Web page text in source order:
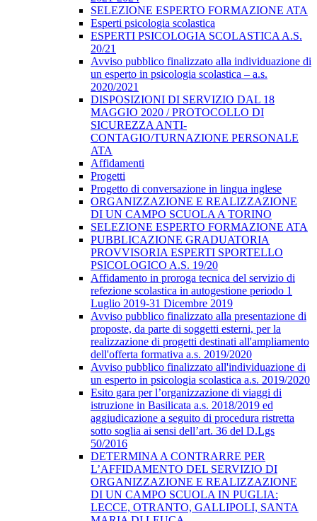
SELEZIONE ESPERTO FORMAZIONE ATA
Esperti psicologia scolastica
ESPERTI PSICOLOGIA SCOLASTICA A.S.
20/21
Avviso pubblico finalizzato alla individuazione di
un esperto in psicologia scolastica – a.s.
2020/2021
DISPOSIZIONI DI SERVIZIO DAL 18
MAGGIO 2020 / PROTOCOLLO DI
SICUREZZA ANTI-
CONTAGIO/TURNAZIONE PERSONALE
ATA
Affidamenti
Progetti
Progetto di conversazione in lingua inglese
ORGANIZZAZIONE E REALIZZAZIONE
DI UN CAMPO SCUOLA A TORINO
SELEZIONE ESPERTO FORMAZIONE ATA
PUBBLICAZIONE GRADUATORIA
PROVVISORIA ESPERTI SPORTELLO
PSICOLOGICO A.S. 19/20
Affidamento in proroga tecnica del servizio di
refezione scolastica in autogestione periodo 1
Luglio 2019-31 Dicembre 2019
Avviso pubblico finalizzato alla presentazione di
proposte, da parte di soggetti esterni, per la
realizzazione di progetti destinati all'ampliamento
dell'offerta formativa a.s. 2019/2020
Avviso pubblico finalizzato all'individuazione di
un esperto in psicologia scolastica a.s. 2019/2020
Esito gara per l’organizzazione di viaggi di
istruzione in Basilicata a.s. 2018/2019 ed
aggiudicazione a seguito di procedura ristretta
sotto soglia ai sensi dell’art. 36 del D.Lgs
50/2016
DETERMINA A CONTRARRE PER
L’AFFIDAMENTO DEL SERVIZIO DI
ORGANIZZAZIONE E REALIZZAZIONE
DI UN CAMPO SCUOLA IN PUGLIA:
LECCE, OTRANTO, GALLIPOLI, SANTA